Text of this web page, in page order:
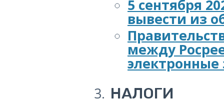
5 сентября
вывести из
между
НАЛОГИ